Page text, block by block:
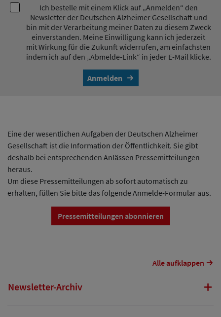
Ich bestelle mit einem Klick auf „Anmelden“ den
Newsletter der Deutschen Alzheimer Gesellschaft und
bin mit der Verarbeitung meiner Daten zu diesem Zweck
einverstanden. Meine Einwilligung kann ich jederzeit
mit Wirkung für die Zukunft widerrufen, am einfachsten
indem ich auf den „Abmelde-Link“ in jeder E-Mail klicke.
Anmelden
Eine der wesentlichen Aufgaben der Deutschen Alzheimer
Gesellschaft ist die Information der Öffentlichkeit. Sie gibt
deshalb bei entsprechenden Anlässen Pressemitteilungen
heraus.
Um diese Pressemitteilungen ab sofort automatisch zu
erhalten, füllen Sie bitte das folgende Anmelde-Formular aus.
Pressemitteilungen abonnieren
Alle aufklappen
Newsletter-Archiv